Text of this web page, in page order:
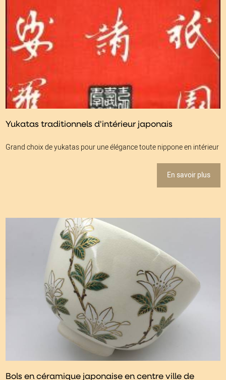
Yukatas traditionnels d'intérieur japonais
Grand choix de yukatas pour une élégance toute nippone en intérieur
En savoir plus
Bols en céramique japonaise en centre ville de